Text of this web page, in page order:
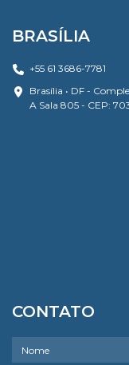
BRASÍLIA
+55 61 3686-7781
Brasília • DF -
A Sala 805 - CEP:
CONTATO